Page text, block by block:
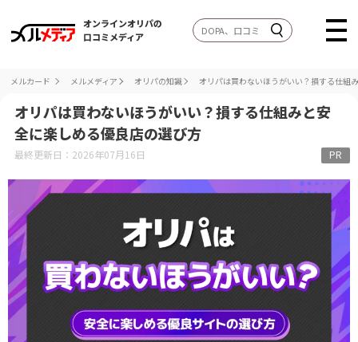
オンラインオリパの
口コミメディア
メルカード メルメディア オリパの知識 オリパは買わないほうがいい？損する仕組
オリパは買わないほうがいい？損する仕組みと安
全に楽しめる優良店の選び方
最終更新日：2026年07月16日 PR